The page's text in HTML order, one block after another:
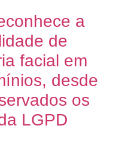
a
de
facial em
desde
os
LGPD